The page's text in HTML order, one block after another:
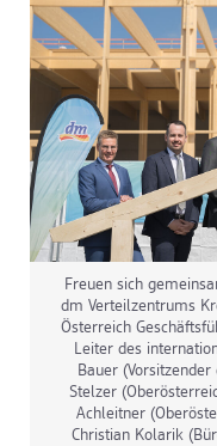
Freuen sich
dm Verteilzentrums
Österreich
Leiter des
Bauer
Stelzer
Achleitner
Christian Kolarik